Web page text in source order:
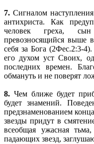
7. Сигналом
антихриста. Как
человек греха,
превозносящийся выше
себя за Бога (2Фес.2:3-
его духом уст Своих,
последних времен.
обмануть и не поверят
8. Чем ближе будет
будет знамений.
предзнаменованием
звезды придут в
всеобщая ужасная
падающих звезд,